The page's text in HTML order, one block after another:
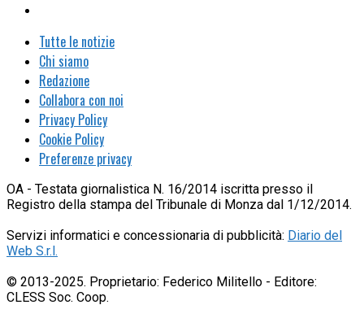
Tutte le notizie
Chi siamo
Redazione
Collabora con noi
Privacy Policy
Cookie Policy
Preferenze privacy
OA - Testata giornalistica N. 16/2014 iscritta presso il
Registro della stampa del Tribunale di Monza dal 1/12/2014.
Servizi informatici e concessionaria di pubblicità: Diario del
Web S.r.l.
© 2013-2025. Proprietario: Federico Militello - Editore:
CLESS Soc. Coop.